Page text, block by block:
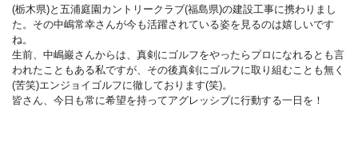
(栃木県)と五浦庭園カントリークラブ(福島県)の建設工事に携わりまし
た。その中嶋常幸さんが今も活躍されている姿を見るのは嬉しいです
ね。
生前、中嶋巖さんからは、真剣にゴルフをやったらプロになれるとも言
われたこともある私ですが、その後真剣にゴルフに取り組むことも無く
(苦笑)エンジョイゴルフに徹しております(笑)。
皆さん、今日も常に希望を持ってアグレッシブに行動する一日を！